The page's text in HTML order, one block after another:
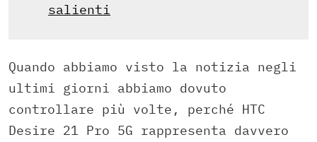
salienti
Quando abbiamo visto la notizia negli
ultimi giorni abbiamo dovuto
controllare più volte, perché HTC
Desire 21 Pro 5G rappresenta davvero